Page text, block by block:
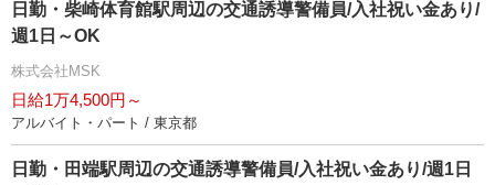
日勤・柴崎体育館駅周辺の交通誘導警備員/入社祝い金あり/
週1日～OK
株式会社MSK
日給1万4,500円～
アルバイト・パート / 東京都
日勤・田端駅周辺の交通誘導警備員/入社祝い金あり/週1日